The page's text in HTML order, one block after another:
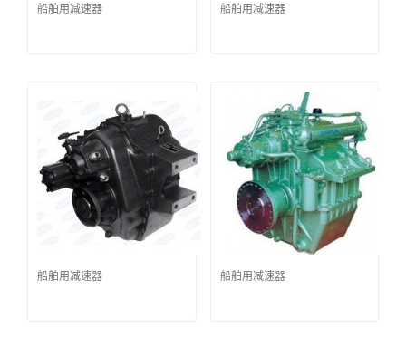
船舶用减速器 船舶用减速器
船舶用减速器 船舶用减速器